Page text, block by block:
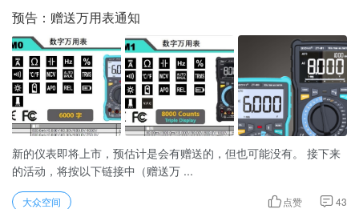
预告：赠送万用表通知
新的仪表即将上市，预估计是会有赠送的，但也可能没有。 接下来
的活动，将按以下链接中（赠送万 ...
大众空间 点赞 43